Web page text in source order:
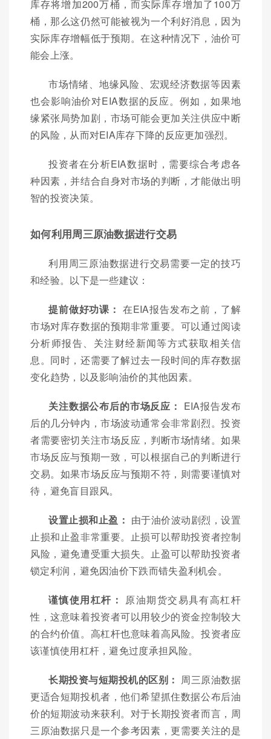
库存将增加200万桶，而实际库存增加了100万
桶，那么这仍然可能被视为一个利好消息，因为
实际库存增幅低于预期。在这种情况下，油价可
能会上涨。
市场情绪、地缘风险、宏观经济数据等因素
也会影响油价对EIA数据的反应。例如，如果地
缘紧张局势加剧，市场可能会更加关注供应中断
的风险，从而对EIA库存下降的反应更加强烈。
投资者在分析EIA数据时，需要综合考虑各
种因素，并结合自身对市场的判断，才能做出明
智的投资决策。
如何利用周三原油数据进行交易
利用周三原油数据进行交易需要一定的技巧
和经验。以下是一些建议：
提前做好功课： 在EIA报告发布之前，了解
市场对库存数据的预期非常重要。可以通过阅读
分析师报告、关注财经新闻等方式获取相关信
息。同时，还需要了解过去一段时间的库存数据
变化趋势，以及影响油价的其他因素。
关注数据公布后的市场反应： EIA报告发布
后的几分钟内，市场波动通常会非常剧烈。投资
者需要密切关注市场反应，判断市场情绪。如果
市场反应与预期一致，可以根据自己的判断进行
交易。如果市场反应与预期不符，则需要谨慎对
待，避免盲目跟风。
设置止损和止盈： 由于油价波动剧烈，设置
止损和止盈非常重要。止损可以帮助投资者控制
风险，避免遭受重大损失。止盈可以帮助投资者
锁定利润，避免因油价下跌而错失盈利机会。
谨慎使用杠杆： 原油期货交易具有高杠杆
性，这意味着投资者可以用较少的资金控制较大
的合约价值。高杠杆也意味着高风险。投资者应
该谨慎使用杠杆，避免过度承担风险。
长期投资与短期投机的区别： 周三原油数据
更适合短期投机者，他们希望抓住数据公布后油
价的短期波动来获利。对于长期投资者而言，周
三原油数据只是一个参考因素，更需要关注的是